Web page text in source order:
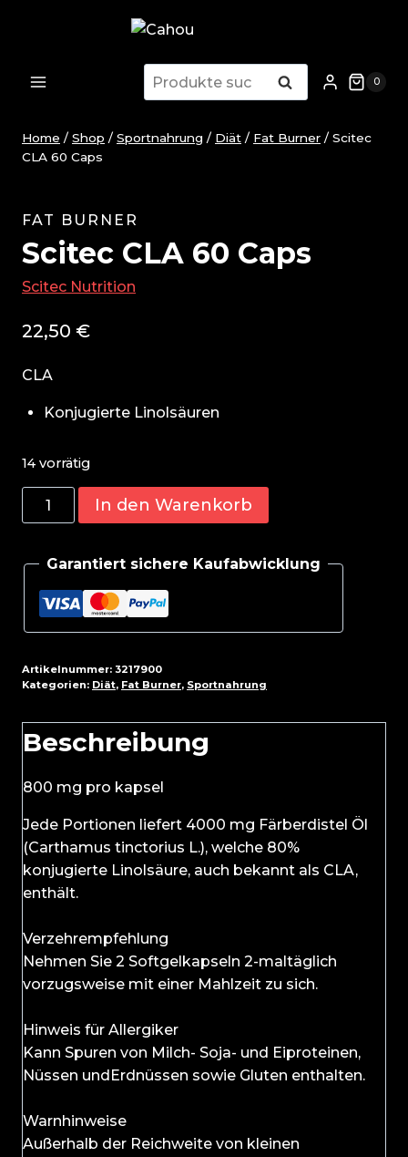
Suche
nach:
Suche 0
Home / Shop / Sportnahrung / Diät / Fat Burner / Scitec
CLA 60 Caps
FAT BURNER
Scitec CLA 60 Caps
Scitec Nutrition
22,50 €
CLA
Konjugierte Linolsäuren
14 vorrätig
Scitec
CLA
Caps
Menge
In den Warenkorb
Garantiert sichere Kaufabwicklung
Artikelnummer: 3217900
Kategorien: Diät, Fat Burner, Sportnahrung
Beschreibung
800 mg pro kapsel
Jede Portionen liefert 4000 mg Färberdistel Öl
(Carthamus tinctorius L.), welche 80%
konjugierte Linolsäure, auch bekannt als CLA,
enthält.
Verzehrempfehlung
Nehmen Sie 2 Softgelkapseln 2-maltäglich
vorzugsweise mit einer Mahlzeit zu sich.
Hinweis für Allergiker
Kann Spuren von Milch- Soja- und Eiproteinen,
Nüssen undErdnüssen sowie Gluten enthalten.
Warnhinweise
Außerhalb der Reichweite von kleinen